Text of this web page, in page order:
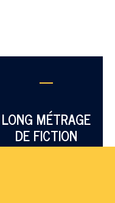
—
LONG MÉTRAGE
DE FICTION